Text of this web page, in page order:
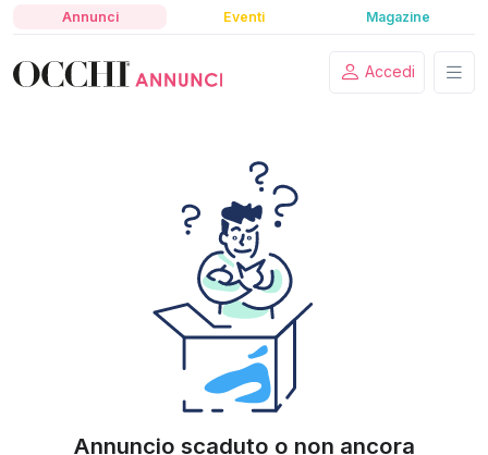
Annunci Eventi Magazine
Accedi
Annuncio scaduto o non ancora